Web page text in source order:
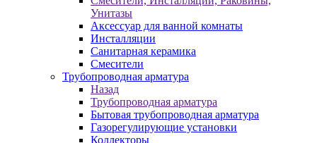
Унитазы
Аксессуар для ванной комнаты
Инсталляции
Санитарная керамика
Смесители
Трубопроводная арматура
Назад
Трубопроводная арматура
Бытовая трубопроводная арматура
Газорегулирующие установки
Коллекторы